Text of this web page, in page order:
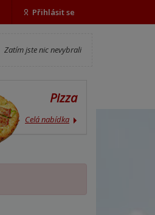
Přihlásit se
Zatím jste nic nevybrali
Pizza
Celá nabídka